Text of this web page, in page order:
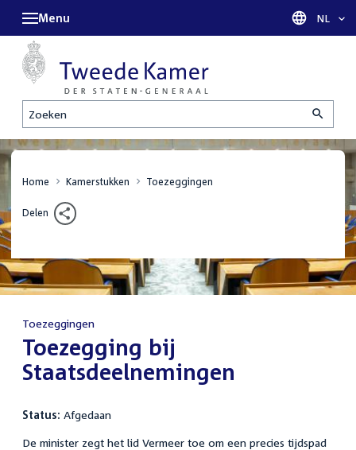
Zoeken
Menu Taal
NL
Home Kamerstukken Toezeggingen
Delen
Toezeggingen
:Toezegging bij
Staatsdeelnemingen
Status: Afgedaan
De minister zegt het lid Vermeer toe om een precies tijdspad